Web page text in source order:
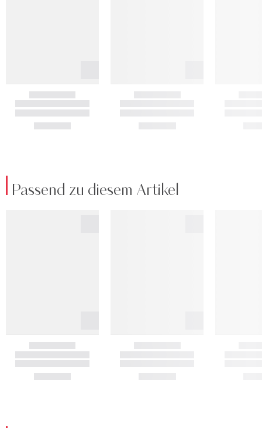
Passend zu diesem Artikel